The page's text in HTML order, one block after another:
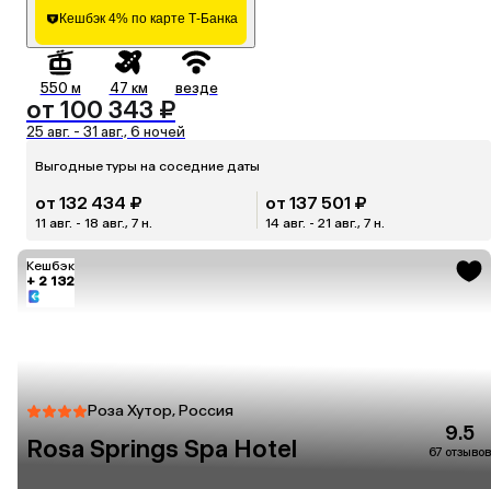
Кешбэк 4% по карте Т-Банка
550 м 47 км везде
от 100 343 ₽
25 авг. - 31 авг., 6 ночей
Выгодные туры на соседние даты
от 132 434 ₽
11 авг. - 18 авг., 7 н.
от 137 501 ₽
14 авг. - 21 авг., 7 н.
Кешбэк
+ 2 132
Роза Хутор, Россия
Rosa Springs Spa Hotel
9.5
67 отзывов